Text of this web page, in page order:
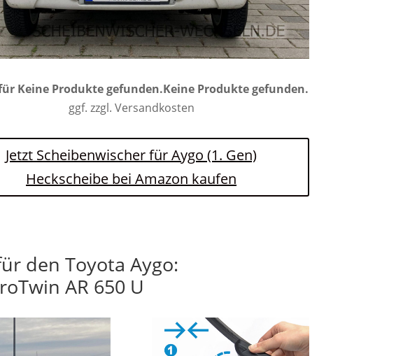
Keine Produkte gefunden.Keine Produkte gefunden.
ggf. zzgl. Versandkosten
Jetzt Scheibenwischer für Aygo (1. Gen)
Heckscheibe bei Amazon kaufen
den Toyota Aygo:
AR 650 U